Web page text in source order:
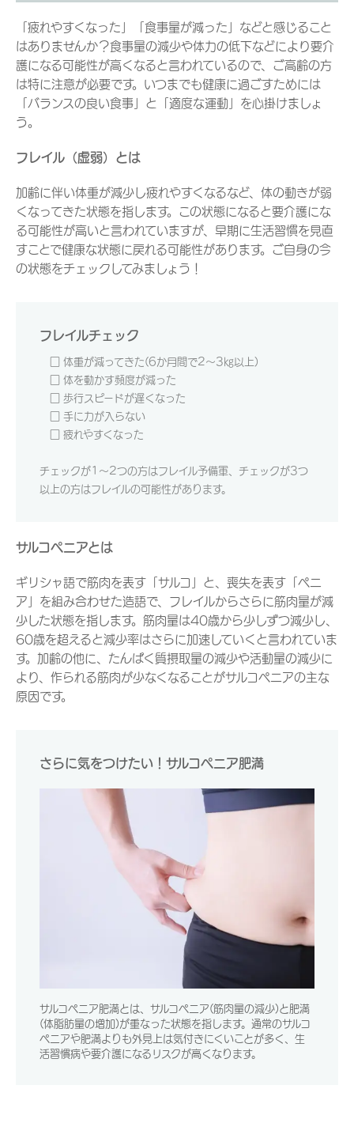
「疲れやすくなった」「食事量が減った」などと感じること
はありませんか？食事量の減少や体力の低下などにより要介
護になる可能性が高くなると言われているので、ご高齢の方
は特に注意が必要です。いつまでも健康に過ごすためには
「バランスの良い食事」と「適度な運動」を心掛けましょ
う。
フレイル（虚弱）とは
加齢に伴い体重が減少し疲れやすくなるなど、体の動きが弱
くなってきた状態を指します。この状態になると要介護にな
る可能性が高いと言われていますが、早期に生活習慣を見直
すことで健康な状態に戻れる可能性があります。ご自身の今
の状態をチェックしてみましょう！
フレイルチェック
□ 体重が減ってきた(6か月間で2～3㎏以上)
□ 体を動かす頻度が減った
□ 歩行スピードが遅くなった
□ 手に力が入らない
□ 疲れやすくなった
チェックが1～2つの方はフレイル予備軍、チェックが3つ
以上の方はフレイルの可能性があります。
サルコペニアとは
ギリシャ語で筋肉を表す「サルコ」と、喪失を表す「ペニ
ア」を組み合わせた造語で、フレイルからさらに筋肉量が減
少した状態を指します。筋肉量は40歳から少しずつ減少し、
60歳を超えると減少率はさらに加速していくと言われていま
す。加齢の他に、たんぱく質摂取量の減少や活動量の減少に
より、作られる筋肉が少なくなることがサルコペニアの主な
原因です。
さらに気をつけたい！サルコペニア肥満
サルコペニア肥満とは、サルコペニア(筋肉量の減少)と肥満
(体脂肪量の増加)が重なった状態を指します。通常のサルコ
ペニアや肥満よりも外見上は気付きにくいことが多く、生
活習慣病や要介護になるリスクが高くなります。